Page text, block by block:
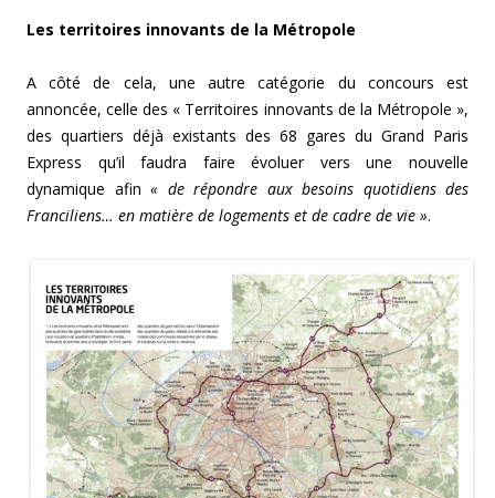
Les territoires innovants de la Métropole
A côté de cela, une autre catégorie du concours est
annoncée, celle des « Territoires innovants de la Métropole »,
des quartiers déjà existants des 68 gares du Grand Paris
Express qu’il faudra faire évoluer vers une nouvelle
dynamique afin « de répondre aux besoins quotidiens des
Franciliens… en matière de logements et de cadre de vie ».